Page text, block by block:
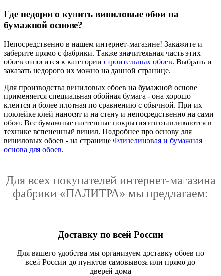
Где недорого купить виниловые обои на
бумажной основе?
Непосредственно в нашем интернет-магазине! Закажите и
заберите прямо с фабрики. Также значительная часть этих
обоев относится к категории строительных обоев. Выбрать и
заказать недорого их можно на данной странице.
Для производства виниловых обоев на бумажной основе
применяется специальная обойная бумага - она хорошо
клеится и более плотная по сравнению с обычной. При их
поклейке клей наносят и на стену и непосредственно на сами
обои. Все бумажные настенные покрытия изготавливаются в
технике вспененный винил. Подробнее про основу для
виниловых обоев - на странице Флизелиновая и бумажная
основа для обоев.
Для всех покупателей интернет-магазина
фабрики «ПАЛИТРА» мы предлагаем:
Доставку по всей России
Для вашего удобства мы организуем доставку обоев по
всей России до пунктов самовывоза или прямо до
дверей дома